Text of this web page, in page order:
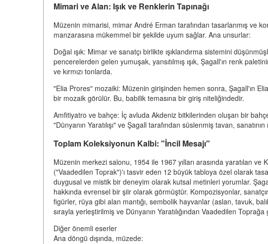
Mimari ve Alan: Işık ve Renklerin Tapınağı
Müzenin mimarisi, mimar André Erman tarafından tasarlanmış ve
manzarasına mükemmel bir şekilde uyum sağlar. Ana unsurlar:
Doğal ışık: Mimar ve sanatçı birlikte ışıklandırma sistemini
pencerelerden gelen yumuşak, yansıtılmış ışık, Şagall'ın renk
ve kırmızı tonlarda.
"Elia Prores" mozaiki: Müzenin girişinden hemen sonra, Şagall'ın
bir mozaik görülür. Bu, babilik temasına bir giriş niteliğindedir.
Amfitiyatro ve bahçe: İç avluda Akdeniz bitkilerinden oluşan bir
"Dünyanın Yaratılışı" ve Şagall tarafından süslenmiş tavan,
Toplam Koleksiyonun Kalbi: "İncil Mesajı"
Müzenin merkezi salonu, 1954 ile 1967 yılları arasında yaratılan ve
("Vaadedilen Toprak")'ı tasvir eden 12 büyük tabloya özel olarak
duygusal ve mistik bir deneyim olarak kutsal metinleri yorumlar.
hakkında evrensel bir şiir olarak görmüştür. Kompozisyonlar,
figürler, rüya gibi alan mantığı, sembolik hayvanlar (aslan, tavuk,
sırayla yerleştirilmiş ve Dünyanın Yaratılığından Vaadedilen
Diğer önemli eserler
Ana döngü dışında, müzede: